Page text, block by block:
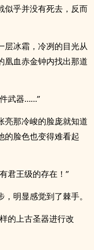
似乎并没有死去，反而
层冰霜，冷冽的目光从
凰血赤金钟内找出那道
武器……”
亮那冷峻的脸庞就知道
的脸色也变得难看起
君王级的存在！”
明显感觉到了棘手。
的上古圣器进行改